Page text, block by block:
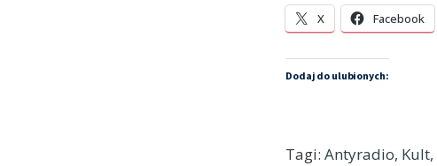
X Facebook
Dodaj do ulubionych:
Tagi: Antyradio, Kult,